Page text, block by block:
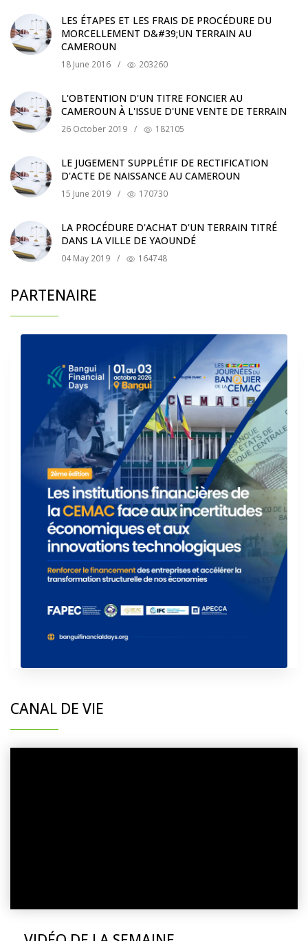
LES ÉTAPES ET LES FRAIS DE PROCÉDURE DU
MORCELLEMENT D&#39;UN TERRAIN AU
CAMEROUN
18 June 2016 / 203260
L'OBTENTION D'UN TITRE FONCIER AU
CAMEROUN À L'ISSUE D'UNE VENTE DE TERRAIN
26 October 2019 / 182105
LE JUGEMENT SUPPLÉTIF DE RECTIFICATION
D'ACTE DE NAISSANCE AU CAMEROUN
15 June 2019 / 170730
LA PROCÉDURE D'ACHAT D'UN TERRAIN TITRÉ
DANS LA VILLE DE YAOUNDÉ
04 May 2019 / 164748
PARTENAIRE
CANAL DE VIE